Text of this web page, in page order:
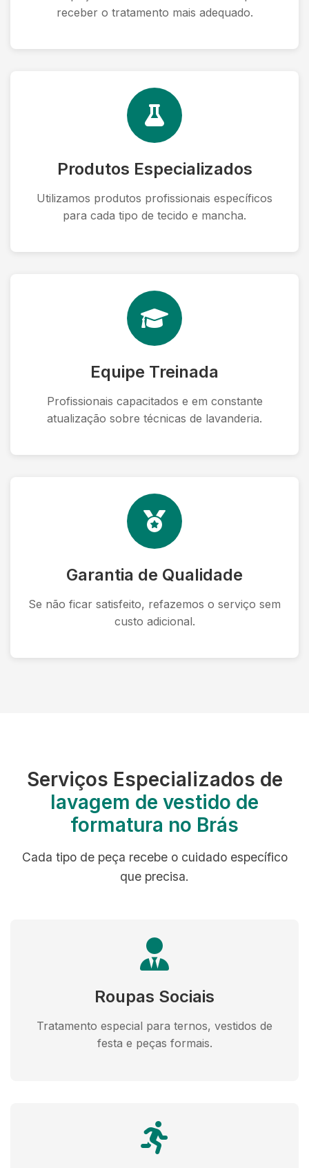
receber o tratamento mais adequado.
Produtos Especializados
Utilizamos produtos profissionais específicos
para cada tipo de tecido e mancha.
Equipe Treinada
Profissionais capacitados e em constante
atualização sobre técnicas de lavanderia.
Garantia de Qualidade
Se não ficar satisfeito, refazemos o serviço sem
custo adicional.
Serviços Especializados de
lavagem de vestido de
formatura no Brás
Cada tipo de peça recebe o cuidado específico
que precisa.
Roupas Sociais
Tratamento especial para ternos, vestidos de
festa e peças formais.